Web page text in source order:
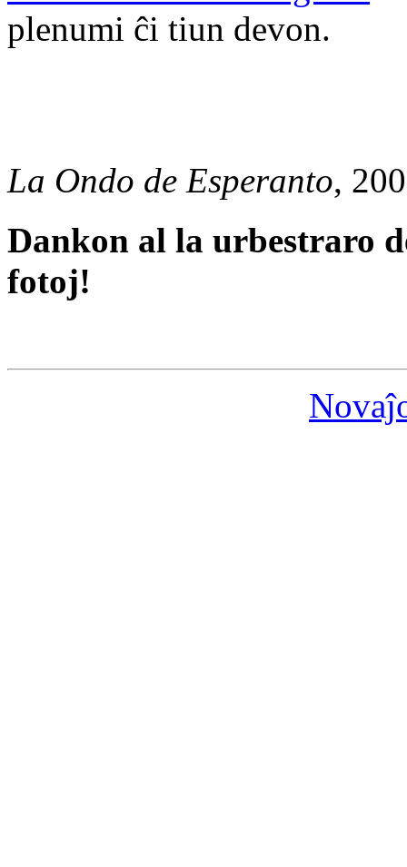
plenumi ĉi tiun devon.
La Ondo de Esperanto,
Dankon al la urbestraro
fotoj!